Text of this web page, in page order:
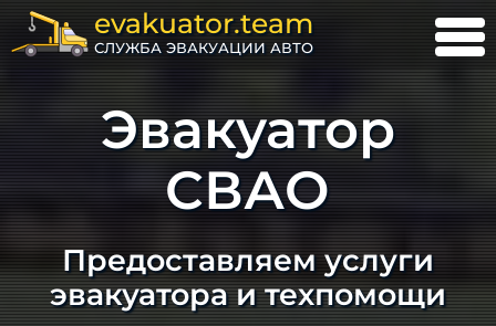
evakuator.team
СЛУЖБА ЭВАКУАЦИИ АВТО
Эвакуатор
СВАО
Предоставляем услуги
эвакуатора и техпомощи